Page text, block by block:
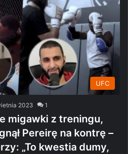
UFC
2023 1
migawki z treningu,
Pereirę na kontrę –
„To kwestia dumy,